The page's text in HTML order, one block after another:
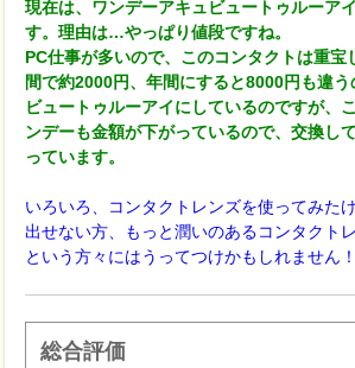
現在は、ワンデーアキュビュートゥルーア
す。理由は…やっぱり値段ですね。
PC仕事が多いので、このコンタクトは重宝
間で約2000円、年間にすると8000円も違
ビュートゥルーアイにしているのですが、
ンデーも金額が下がっているので、交換し
っています。
いろいろ、コンタクトレンズを使ってみた
出せない方、もっと潤いのあるコンタクト
という方々にはうってつけかもしれません！
総合評価